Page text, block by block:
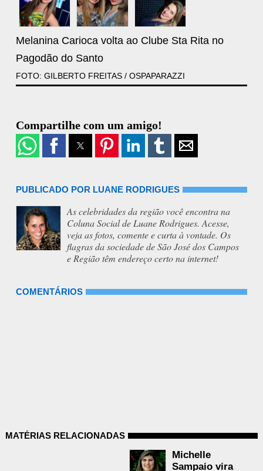
Melanina Carioca volta ao Clube Sta Rita no
Pagodão do Santo
FOTO: GILBERTO FREITAS / OSPAPARAZZI
Compartilhe com um amigo!
PUBLICADO POR LUANE RODRIGUES
As celebridades da região você encontra na
Coluna Social de Luane Rodrigues. Acesse,
veja as fotos, comente e curta à vontade. Os
flagras da sociedade de São José dos Campos
e Região têm endereço certo na internet!
COMENTÁRIOS
MATÉRIAS RELACIONADAS
Michelle
Sampaio vira